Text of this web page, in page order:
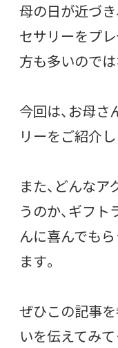
母の日が近づ
セサリーをプ
方も多いので
今回は、お母
リーをご紹介し
また、どんな
うのか、ギフ
んに喜んでも
ます。
ぜひこの記事
いを伝えてみて